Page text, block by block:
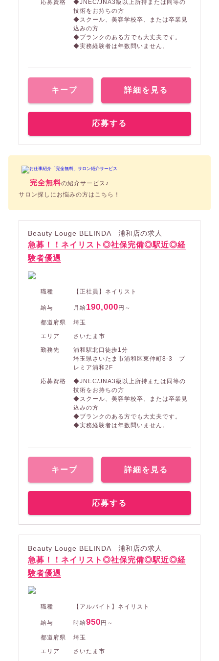
応募資格
◆JNEC/JNA3級以上所持または同等の
技術をお持ちの方
◆スクール、美容学校卒、または卒業見
込みの方
◆ブランクのある方でも大丈夫です。
◆実務経験者は年数問いません。
キープ 詳細を見る
応募する
完全無料の紹介サービス♪
サロン探しにお悩みの方はこちら！
Beauty Louge BELINDA 浦和店の求人
急募！！ネイリスト◎社保完備◎駅近◎経
験者優遇
職種 【正社員】ネイリスト
給与 月給190,000 円～
都道府県
埼玉
エリア
さいたま市
勤務先
浦和駅北口徒歩1分
埼玉県さいたま市浦和区東仲町8-3 プ
レミア浦和2F
応募資格
◆JNEC/JNA3級以上所持または同等の
技術をお持ちの方
◆スクール、美容学校卒、または卒業見
込みの方
◆ブランクのある方でも大丈夫です。
◆実務経験者は年数問いません。
キープ 詳細を見る
応募する
Beauty Louge BELINDA 浦和店の求人
急募！！ネイリスト◎社保完備◎駅近◎経
験者優遇
職種 【アルバイト】ネイリスト
給与 時給950 円～
都道府県
埼玉
エリア
さいたま市